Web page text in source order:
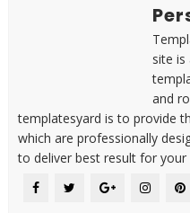
site
and
templatesyard is to provide
which are professionally
to deliver best result for your